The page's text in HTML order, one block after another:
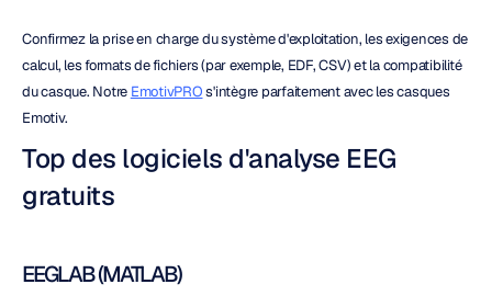
Confirmez la prise en charge du système d'exploitation, les exigences de
calcul, les formats de fichiers (par exemple, EDF, CSV) et la compatibilité
du casque. Notre EmotivPRO s'intègre parfaitement avec les casques
Emotiv.
Top des logiciels d'analyse EEG
gratuits
EEGLAB (MATLAB)